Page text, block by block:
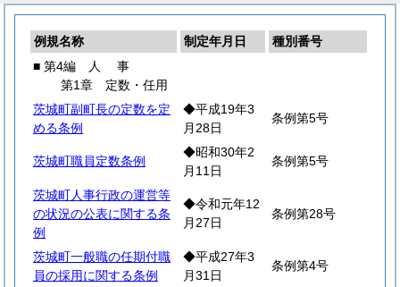
例規名称 制定年月日
種別番号
■ 第4編
人 事
第1章 定数・任用
茨城町副町長の定数を定
める条例
◆平成19年3
月28日
条例第5号
茨城町職員定数条例
◆昭和30年2
月11日
条例第5号
茨城町人事行政の運営等
の状況の公表に関する条
例
◆令和元年12
月27日
条例第28号
茨城町一般職の任期付職
員の採用に関する条例
◆平成27年3
月31日
条例第4号